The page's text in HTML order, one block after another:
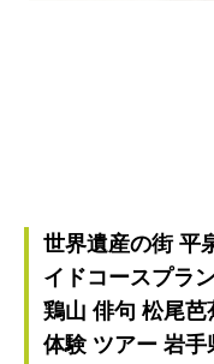
世界遺産の街 平
イドコースプラ
鶏山 俳句 松尾
体験 ツアー 岩